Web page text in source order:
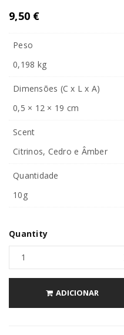
9,50 €
Peso
0,198 kg
Dimensões (C x L x A)
0,5 × 12 × 19 cm
Scent
Citrinos, Cedro e Âmber
Quantidade
10g
Quantity
ADICIONAR